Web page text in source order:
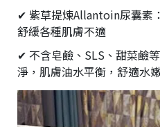
✔ 紫草提煉Allantoin尿囊素
舒緩各種肌膚不適
✔ 不含皂鹼、SLS、甜菜鹼
淨，肌膚油水平衡，舒適水